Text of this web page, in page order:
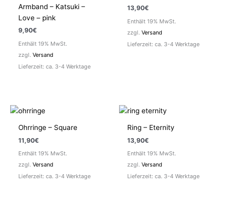
Armband – Katsuki –
Love – pink
9,90€
Enthält 19% MwSt.
zzgl.Versand
Lieferzeit: ca. 3-4 Werktage
13,90€
Enthält 19% MwSt.
zzgl.Versand
Lieferzeit: ca. 3-4 Werktage
Ohrringe – Square
11,90€
Enthält 19% MwSt.
zzgl.Versand
Lieferzeit: ca. 3-4 Werktage
Ring – Eternity
13,90€
Enthält 19% MwSt.
zzgl.Versand
Lieferzeit: ca. 3-4 Werktage